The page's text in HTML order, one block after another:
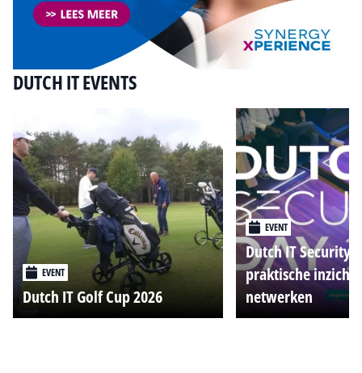
DUTCH IT EVENTS
EVENT
Dutch IT Golf Cup 2026
EVENT
Dutch IT Security
praktische
netwerken